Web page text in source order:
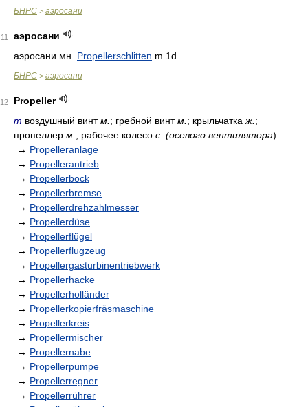
БНРС > аэросани
11
аэросани
аэросани мн. Propellerschlitten m 1d
БНРС > аэросани
12
Propeller
m воздушный винтм. ; гребной винтм. ; крыльчатка ж. ;
пропеллер м. ; рабочее колесо с. (осевого вентилятора)
→ Propelleranlage
→ Propellerantrieb
→ Propellerbock
→ Propellerbremse
→ Propellerdrehzahlmesser
→ Propellerdüse
→ Propellerflügel
→ Propellerflugzeug
→ Propellergasturbinentriebwerk
→ Propellerhacke
→ Propellerholländer
→ Propellerkopierfräsmaschine
→ Propellerkreis
→ Propellermischer
→ Propellernabe
→ Propellerpumpe
→ Propellerregner
→ Propellerrührer